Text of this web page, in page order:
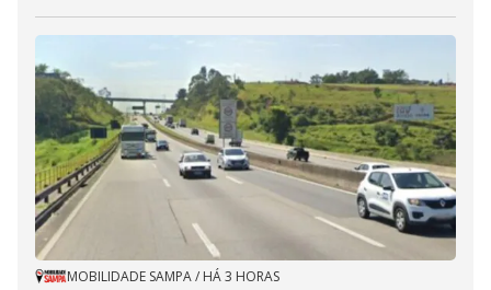
MOBILIDADE SAMPA/ HÁ 3 HORAS